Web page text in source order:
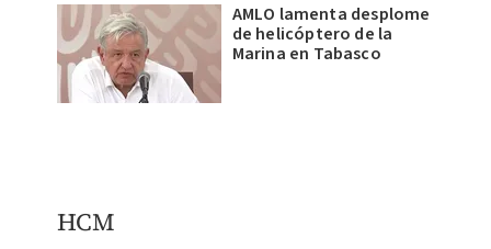
AMLO lamenta desplome
de helicóptero de la
Marina en Tabasco
HCM